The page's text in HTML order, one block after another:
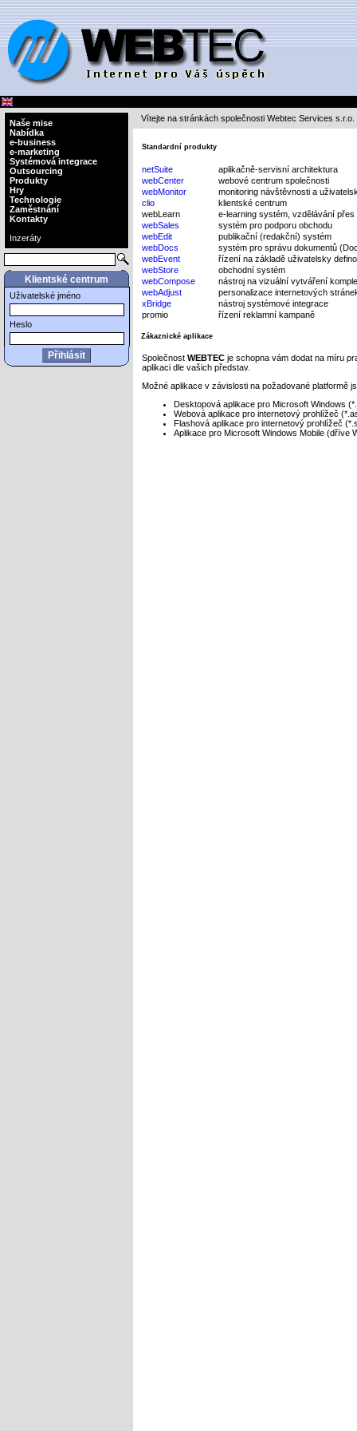
Naše mise
Nabídka
e-business
e-marketing
Systémová integrace
Outsourcing
Produkty
Hry
Technologie
Zaměstnání
Kontakty
Inzeráty
Klientské centrum
Uživatelské jméno
Heslo
Vítejte na stránkách společnosti Webtec Services s.r.o.
Standardní produkty
netSuite
aplikačně-servisní architektura
webCenter
webové centrum společnosti
webMonitor
monitoring návštěvnosti a
clio
klientské centrum
webLearn
e-learning systém, vzdělávání přes
webSales
systém pro podporu obchodu
webEdit
publikační (redakční) systém
webDocs
systém pro správu dokumentů
webEvent
řízení na základě uživatelsky
webStore
obchodní systém
webCompose
nástroj na vizuální vytváření
webAdjust
personalizace internetových
xBridge
nástroj systémové integrace
promio
řízení reklamní kampaně
Zákaznické aplikace
Společnost WEBTEC je schopna vám dodat na míru
aplikaci dle vašich představ.
Možné aplikace v závislosti na požadované platformě
Desktopová aplikace pro Microsoft Windows
Webová aplikace pro internetový prohlížeč
Flashová aplikace pro internetový prohlížeč
Aplikace pro Microsoft Windows Mobile (dříve